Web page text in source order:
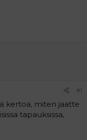
#1
kertoa, miten jaatte
tapauksissa,